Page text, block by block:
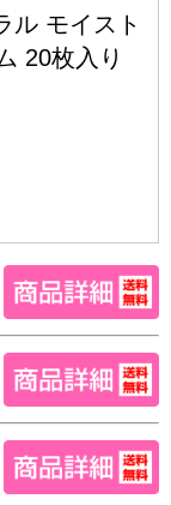
ル モイスト
20枚入り